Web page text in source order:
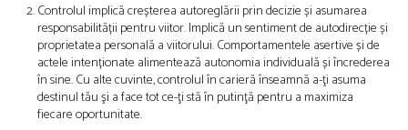
Controlul implică creșterea autoreglării prin decizie și asumarea
responsabilității pentru viitor. Implică un sentiment de autodirecție și
proprietatea personală a viitorului. Comportamentele asertive și de
actele intenționate alimentează autonomia individuală și încrederea
în sine. Cu alte cuvinte, controlul în carieră înseamnă a-ţi asuma
destinul tău şi a face tot ce-ţi stă în putinţă pentru a maximiza
fiecare oportunitate.